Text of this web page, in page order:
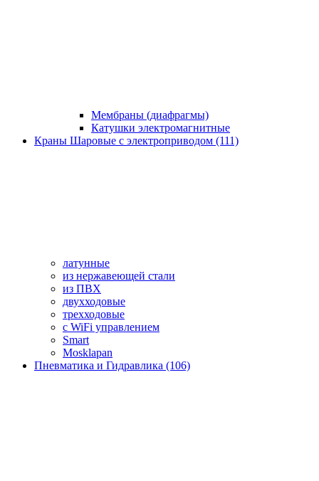
Мембраны (диафрагмы)
Катушки электромагнитные
Краны Шаровые с электроприводом (111)
латунные
из нержавеющей стали
из ПВХ
двухходовые
трехходовые
с WiFi управлением
Smart
Mosklapan
Пневматика и Гидравлика (106)